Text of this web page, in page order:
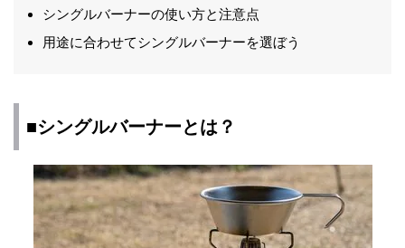
シングルバーナーの使い方と注意点
用途に合わせてシングルバーナーを選ぼう
■シングルバーナーとは？